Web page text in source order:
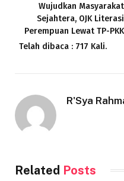
Wujudkan Masyarakat
Sejahtera, OJK Literasi
Perempuan Lewat TP-PKK
Telah dibaca : 717 Kali.
R'Sya
Related Posts